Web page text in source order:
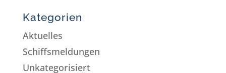
Kategorien
Aktuelles
Schiffsmeldungen
Unkategorisiert